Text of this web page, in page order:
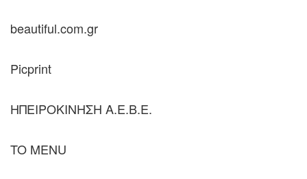
beautiful.com.gr
Picprint
ΗΠΕΙΡΟΚΙΝΗΣΗ Α.Ε.Β.Ε.
TO MENU